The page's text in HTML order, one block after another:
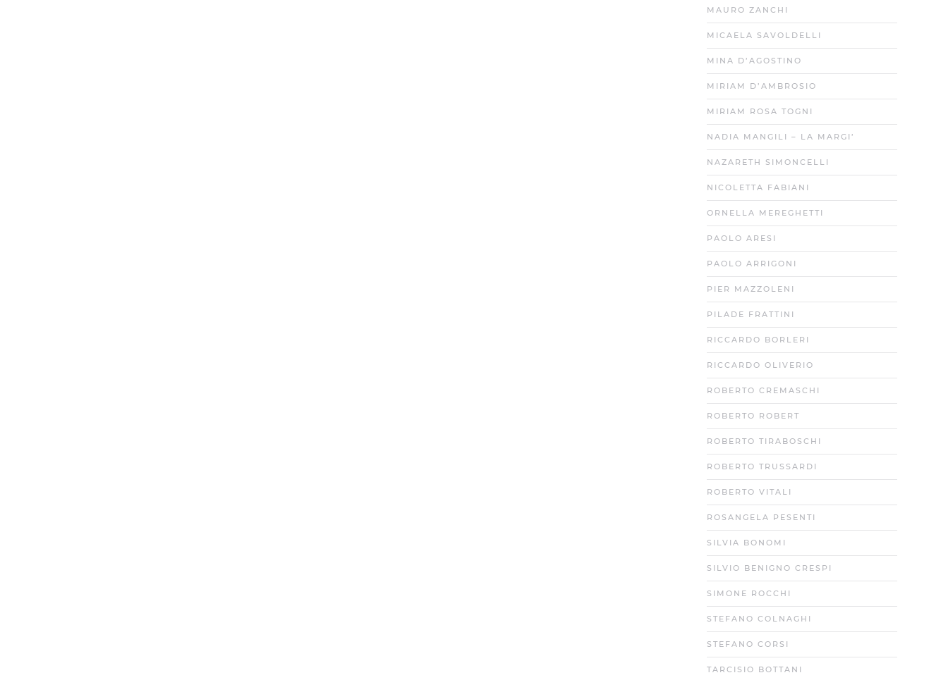
MAURO ZANCHI
MICAELA SAVOLDELLI
MINA D’AGOSTINO
MIRIAM D’AMBROSIO
MIRIAM ROSA TOGNI
NADIA MANGILI – LA MARGI’
NAZARETH SIMONCELLI
NICOLETTA FABIANI
ORNELLA MEREGHETTI
PAOLO ARESI
PAOLO ARRIGONI
PIER MAZZOLENI
PILADE FRATTINI
RICCARDO BORLERI
RICCARDO OLIVERIO
ROBERTO CREMASCHI
ROBERTO ROBERT
ROBERTO TIRABOSCHI
ROBERTO TRUSSARDI
ROBERTO VITALI
ROSANGELA PESENTI
SILVIA BONOMI
SILVIO BENIGNO CRESPI
SIMONE ROCCHI
STEFANO COLNAGHI
STEFANO CORSI
TARCISIO BOTTANI